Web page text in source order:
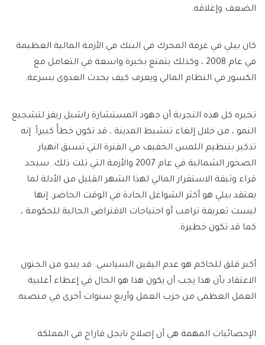
الضعف وإغلاقه.
كان بيلي في غرفة المحرك في البنك في الأزمة المالية العظيمة
في عام 2008 ، وكذلك يتمتع بخبرة واسعة في التعامل مع
الكسور في النظام المالي ويعرف كيف يحدث العدوى بسرعة.
تخبره كل هذه التجربة أن جهود المستشارة راشيل ريفز لتشجيع
النمو ، من خلال إلغاء تنشيط المدينة ، قد تكون خطأً كبيراً. إنه
تذكير بتنظيم اللمس الخفيف في الفترة التي تسبق انهيار
الصخور الشمالية في عام 2007 والأزمة التي تلت ذلك. سيجد
قراء وثيقة الاستقرار المالي لهذا الشهر القليل من الأدلة لما
يعتقد بيلي هو أكثر الشواغل الحادة في الوقت الحاضر. إنها
ليست تعريفة ترامب أو احتياجات الاقتراض الحالية للحكومة ،
كما قد تكون خطيرة.
أكبر قلق للحاكم هو عدم اليقين السياسي. قد يبدو من الجنون
الاعتقاد بأن هذا يجب أن يكون هذا هو الحال في إعطاء أغلبية
العمل العظمى من حزب العمل وأربع سنوات أخرى في منصبه.
الإحصائيات المهمة هي أن إصلاح نايجل فاراج في المملكة